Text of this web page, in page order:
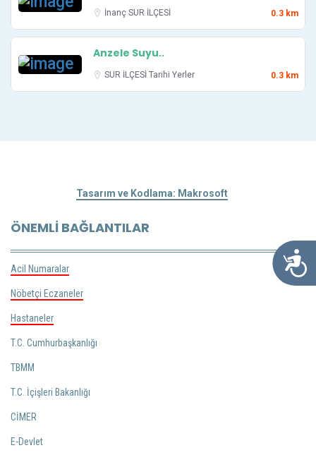
İnanç SUR İLÇESİ 0.3 km
Anzele Suyu..
SUR İLÇESİ Tarihi Yerler 0.3 km
Tasarım ve Kodlama: Makrosoft
ÖNEMLI BAĞLANTILAR
Acil Numaralar
Nöbetçi Eczaneler
Hastaneler
T.C. Cumhurbaşkanlığı
TBMM
T.C. İçişleri Bakanlığı
CİMER
E-Devlet